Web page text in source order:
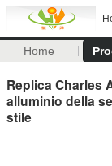
Home
Replica Charles
alluminio della
stile